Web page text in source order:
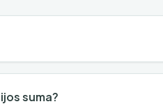
suma?